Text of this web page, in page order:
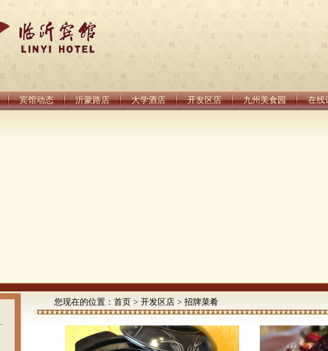
宾馆动态 沂蒙路店 大学酒店 开发区店 九州美食园 在线
您现在的位置： 首页 > 开发区店 > 招牌菜肴